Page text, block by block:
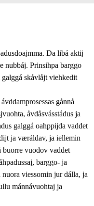
ja ávddama
Da libá aktij
nubbáj. Prinsihpa barggo
galggá skåvlåjt viehkedit
gånnå
åvdåsvásstádus ja
galggá oahppijda vaddet
ja væráldav, ja iellemin
vuodov vaddet
barggo- ja
viessomin jur dálla, ja
mánnávuohtaj ja